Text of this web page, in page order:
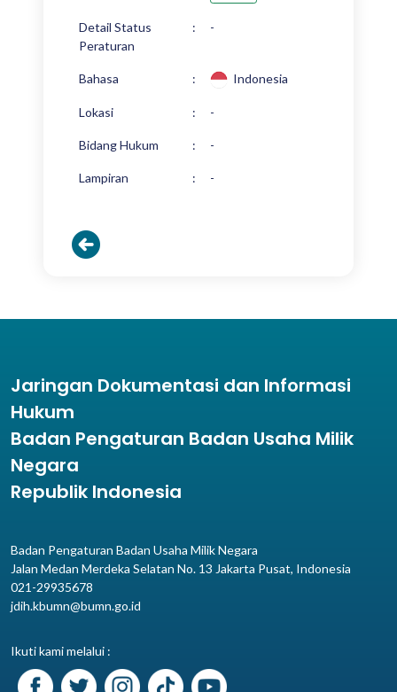
Detail Status
Peraturan
: -
Bahasa : Indonesia
Lokasi : -
Bidang Hukum : -
Lampiran : -
Jaringan Dokumentasi dan Informasi
Hukum
Badan Pengaturan Badan Usaha Milik
Negara
Republik Indonesia
Badan Pengaturan Badan Usaha Milik Negara
Jalan Medan Merdeka Selatan No. 13 Jakarta Pusat, Indonesia
021-29935678
jdih.kbumn@bumn.go.id
Ikuti kami melalui :